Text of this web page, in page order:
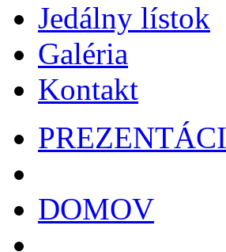
Jedálny lístok
Galéria
Kontakt
DOMOV